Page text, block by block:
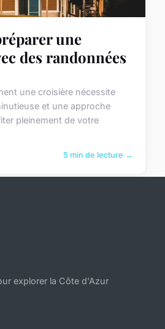
une
des randonnées
une croisière nécessite
et une approche
pleinement de votre
5 min de lecture →
explorer la Côte d'Azur